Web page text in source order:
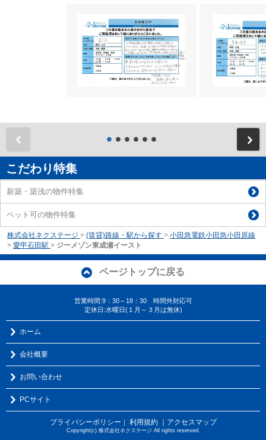
こだわり特集
新築・築浅の物件特集
ペット可の物件特集
株式会社ネクステージ > (賃貸)路線・駅から探す > 小田急電鉄小田急小田原線
> 愛甲石田駅 > ジーメゾン東成瀬イースト
ページトップに戻る
営業時間:9：30～18：30 時間外対応可
定休日:水曜日(１月～３月は無休)
ホーム
会社概要
お問い合わせ
PCサイト
プライバシーポリシー ｜ 利用規約 ｜アクセスマップ
Copyright(c) 株式会社ネクステージ All rights reserved.